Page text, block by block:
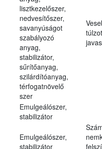
lisztkezelőszer,
nedvesítőszer,
savanyúságot
szabályozó
anyag,
stabilizátor,
sűrítőanyag,
szilárdítóanyag,
térfogatnövelő
szer
Emulgeálószer,
stabilizátor
Emulgeálószer,
stabilizátor